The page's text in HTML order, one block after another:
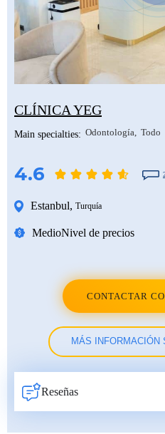
CLÍNICA YEG
Main specialties: Odontología Todo
4.6
Estanbul, Turquía
MedioNivel de precios
CONTACTAR
MÁS INFORMACIÓN
Reseñas